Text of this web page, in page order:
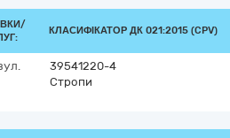
КЛАСИФІКАТОР ДК 021:2015 (CPV)
39541220-4
Стропи